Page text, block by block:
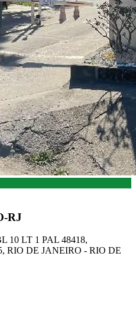
RJ
10 LT 1 PAL 48418,
RIO DE JANEIRO - RIO DE